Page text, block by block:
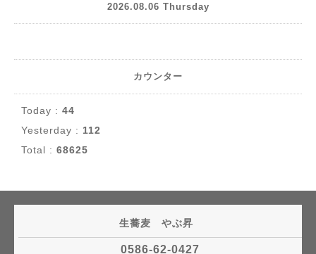
2026.08.06 Thursday
カウンター
Today : 44
Yesterday : 112
Total : 68625
生蕎麦 やぶ昇
0586-62-0427